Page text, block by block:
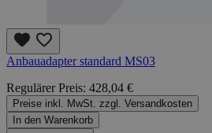
Anbauadapter standard MS03
Regulärer Preis: 428,04 €
Preise inkl. MwSt. zzgl. Versandkosten
In den Warenkorb